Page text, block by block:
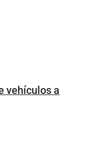
vehículos a